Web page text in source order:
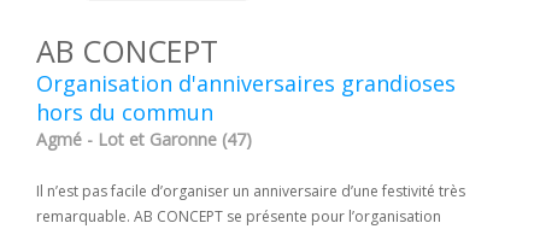
AB CONCEPT
Organisation d'anniversaires grandioses
hors du commun
Agmé - Lot et Garonne (47)
Il n’est pas facile d’organiser un anniversaire d’une festivité très
remarquable. AB CONCEPT se présente pour l’organisation